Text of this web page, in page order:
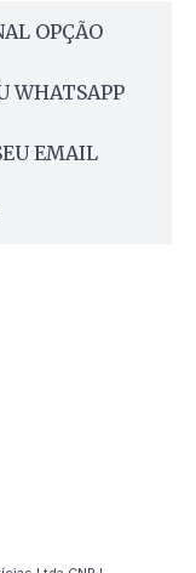
OPÇÃO
WHATSAPP
EMAIL